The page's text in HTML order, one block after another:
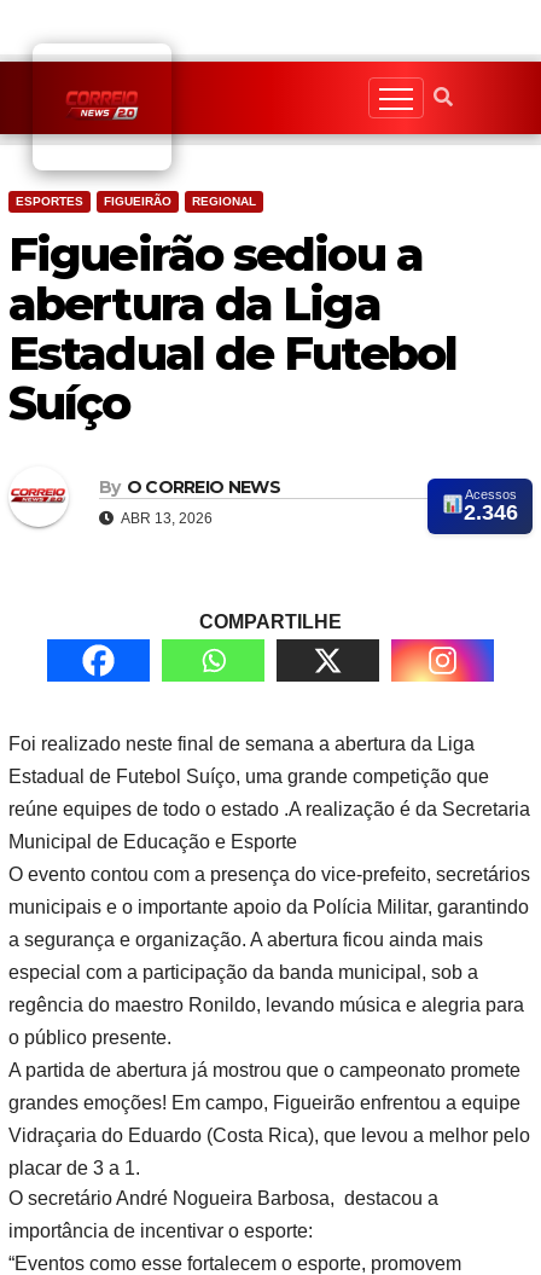
content
ESPORTES FIGUEIRÃO REGIONAL
Figueirão sediou a
abertura da Liga
Estadual de Futebol
Suíço
By O CORREIO NEWS
ABR 13, 2026
Acessos
2.346
COMPARTILHE
Foi realizado neste final de semana a abertura da Liga
Estadual de Futebol Suíço, uma grande competição que
reúne equipes de todo o estado .A realização é da Secretaria
Municipal de Educação e Esporte
O evento contou com a presença do vice-prefeito, secretários
municipais e o importante apoio da Polícia Militar, garantindo
a segurança e organização. A abertura ficou ainda mais
especial com a participação da banda municipal, sob a
regência do maestro Ronildo, levando música e alegria para
o público presente.
A partida de abertura já mostrou que o campeonato promete
grandes emoções! Em campo, Figueirão enfrentou a equipe
Vidraçaria do Eduardo (Costa Rica), que levou a melhor pelo
placar de 3 a 1.
O secretário André Nogueira Barbosa, destacou a
importância de incentivar o esporte:
“Eventos como esse fortalecem o esporte, promovem